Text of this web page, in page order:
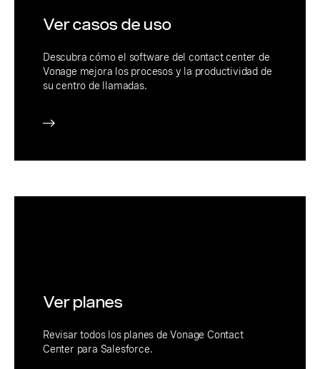
Ver casos de uso
Descubra cómo el software del contact center de
Vonage mejora los procesos y la productividad de
su centro de llamadas.
Ver planes
Revisar todos los planes de Vonage Contact
Center para Salesforce.